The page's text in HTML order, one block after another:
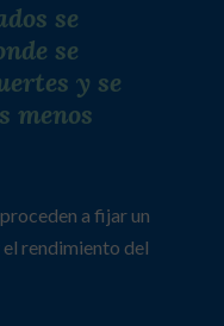
se
se
y se
menos
a fijar un
rendimiento del